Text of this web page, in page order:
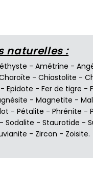
naturelles :
- Amétrine -
- Chiastolite -
- Epidote - Fer de tigre -
- Magnetite -
- Pétalite - Phrénite -
- Sodalite - Staurotide -
- Zircon - Zoisite.